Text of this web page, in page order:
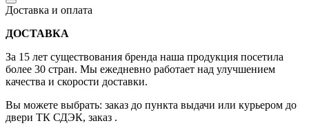
Доставка и оплата
ДОСТАВКА
За 15 лет существования бренда наша продукция посетила
более 30 стран. Мы ежедневно работает над улучшением
качества и скорости доставки.
Вы можете выбрать: заказ до пункта выдачи или курьером до
двери ТК СДЭК, заказ .